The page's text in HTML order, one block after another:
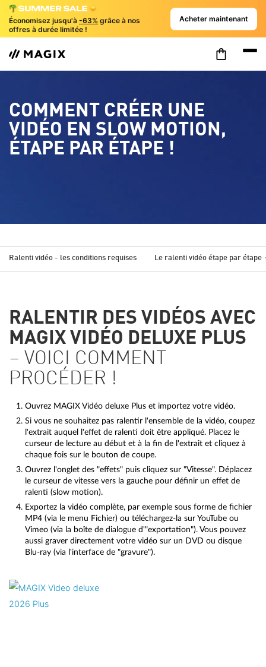
Économisez jusqu'à -63% grâce à nos
offres à durée limitée !
Acheter maintenant
COMMENT CRÉER UNE
VIDÉO EN SLOW MOTION,
ÉTAPE PAR ÉTAPE !
Ralenti vidéo - les conditions requises Le ralenti vidéo étape par étape
RALENTIR DES VIDÉOS AVEC
MAGIX VIDÉO DELUXE PLUS
– VOICI COMMENT
PROCÉDER !
Ouvrez MAGIX Vidéo deluxe Plus et importez votre vidéo.
Si vous ne souhaitez pas ralentir l'ensemble de la vidéo, coupez
l'extrait auquel l'effet de ralenti doit être appliqué. Placez le
curseur de lecture au début et à la fin de l'extrait et cliquez à
chaque fois sur le bouton de coupe.
Ouvrez l'onglet des "effets" puis cliquez sur "Vitesse". Déplacez
le curseur de vitesse vers la gauche pour définir un effet de
ralenti (slow motion).
Exportez la vidéo complète, par exemple sous forme de fichier
MP4 (via le menu Fichier) ou téléchargez-la sur YouTube ou
Vimeo (via la boîte de dialogue d'"exportation"). Vous pouvez
aussi graver directement votre vidéo sur un DVD ou disque
Blu-ray (via l'interface de "gravure").